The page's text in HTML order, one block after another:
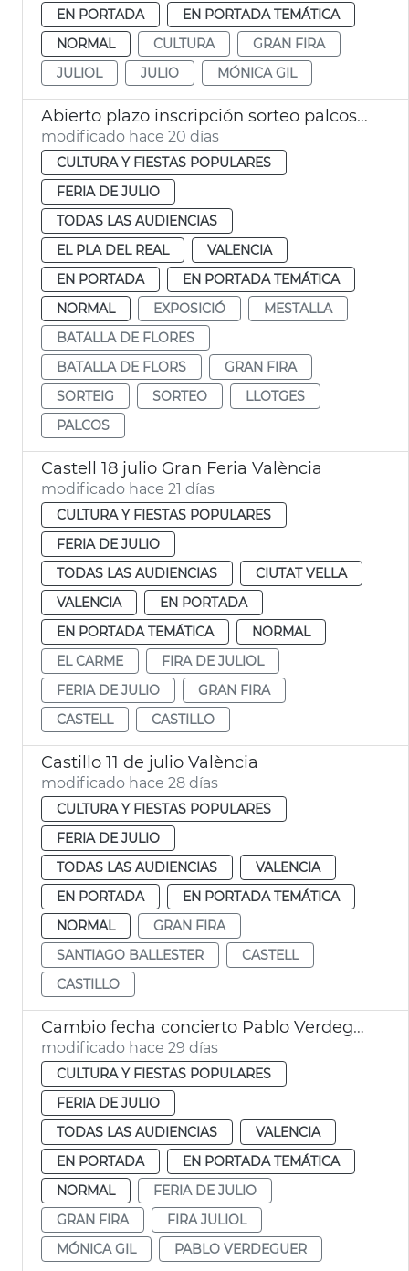
EN PORTADA
EN PORTADA TEMÁTICA
NORMAL
CULTURA
GRAN FIRA
JULIOL
JULIO MÓNICA GIL
Abierto plazo inscripción sorteo palcos Batalla de Flores València
modificado hace 20 días
CULTURA Y FIESTAS POPULARES
FERIA DE JULIO
TODAS LAS AUDIENCIAS
EL PLA DEL REAL
VALENCIA
EN PORTADA
EN PORTADA TEMÁTICA
NORMAL
EXPOSICIÓ
MESTALLA
BATALLA DE FLORES
BATALLA DE FLORS
GRAN FIRA
SORTEIG
SORTEO
LLOTGES
PALCOS
Castell 18 julio Gran Feria València
modificado hace 21 días
CULTURA Y FIESTAS POPULARES
FERIA DE JULIO
TODAS LAS AUDIENCIAS
CIUTAT VELLA
VALENCIA
EN PORTADA
EN PORTADA TEMÁTICA
NORMAL
EL CARME
FIRA DE JULIOL
FERIA DE JULIO
GRAN FIRA
CASTELL
CASTILLO
Castillo 11 de julio València
modificado hace 28 días
CULTURA Y FIESTAS POPULARES
FERIA DE JULIO
TODAS LAS AUDIENCIAS
VALENCIA
EN PORTADA
EN PORTADA TEMÁTICA
NORMAL
GRAN FIRA
SANTIAGO BALLESTER
CASTELL
CASTILLO
Cambio fecha concierto Pablo Verdeguer Fira València
modificado hace 29 días
CULTURA Y FIESTAS POPULARES
FERIA DE JULIO
TODAS LAS AUDIENCIAS
VALENCIA
EN PORTADA
EN PORTADA TEMÁTICA
NORMAL
FERIA DE JULIO
GRAN FIRA
FIRA JULIOL
MÓNICA GIL
PABLO VERDEGUER